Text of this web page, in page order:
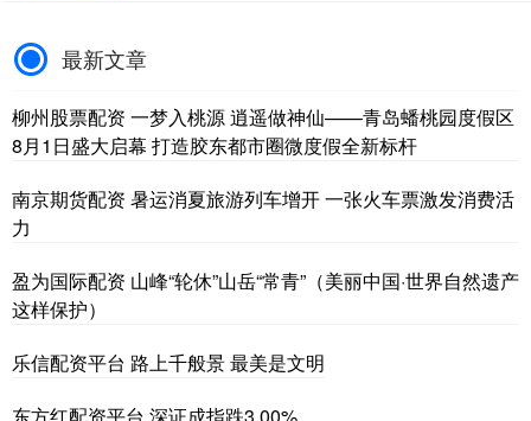
最新文章
柳州股票配资 一梦入桃源 逍遥做神仙——青岛蟠桃园度假区
8月1日盛大启幕 打造胶东都市圈微度假全新标杆
南京期货配资 暑运消夏旅游列车增开 一张火车票激发消费活
力
盈为国际配资 山峰“轮休”山岳“常青”（美丽中国·世界自然遗产
这样保护）
乐信配资平台 路上千般景 最美是文明